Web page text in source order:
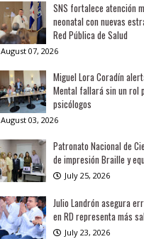
SNS fortalece atención
neonatal con nuevas
Red Pública de Salud
August 07, 2026
Miguel Lora Coradín
Mental fallará sin un rol
psicólogos
August 03, 2026
Patronato Nacional de
de impresión Braille y
July 25, 2026
Julio Landrón asegura
en RD representa más
July 23, 2026